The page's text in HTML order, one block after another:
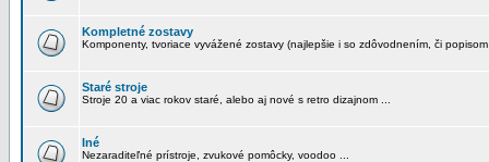
Kompletné zostavy
Komponenty, tvoriace vyvážené zostavy (najlepšie i so zdôvodnením, či
Staré stroje
Stroje 20 a viac rokov staré, alebo aj nové s retro dizajnom ...
Iné
Nezaraditeľné prístroje, zvukové pomôcky, voodoo ...